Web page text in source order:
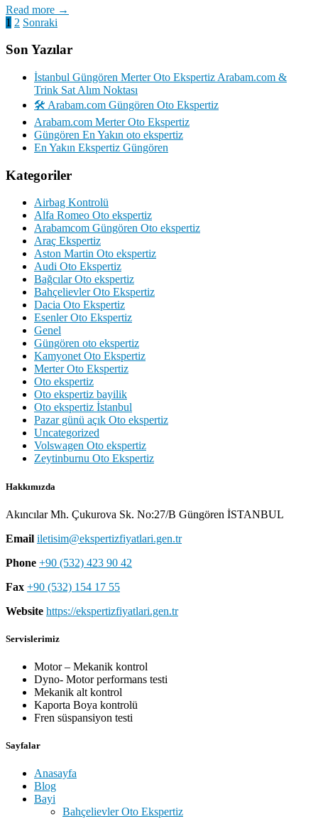
Read more →
Yazı
sayfalaması
1 2 Sonraki
Son Yazılar
İstanbul Güngören Merter Oto Ekspertiz Arabam.com &
Trink Sat Alım Noktası
🛠️ Arabam.com Güngören Oto Ekspertiz
Arabam.com Merter Oto Ekspertiz
Güngören En Yakın oto ekspertiz
En Yakın Ekspertiz Güngören
Kategoriler
Airbag Kontrolü
Alfa Romeo Oto ekspertiz
Arabamcom Güngören Oto ekspertiz
Araç Ekspertiz
Aston Martin Oto ekspertiz
Audi Oto Ekspertiz
Bağcılar Oto ekspertiz
Bahçelievler Oto Ekspertiz
Dacia Oto Ekspertiz
Esenler Oto Ekspertiz
Genel
Güngören oto ekspertiz
Kamyonet Oto Ekspertiz
Merter Oto Ekspertiz
Oto ekspertiz
Oto ekspertiz bayilik
Oto ekspertiz İstanbul
Pazar günü açık Oto ekspertiz
Uncategorized
Volswagen Oto ekspertiz
Zeytinburnu Oto Ekspertiz
Hakkımızda
Akıncılar Mh. Çukurova Sk. No:27/B Güngören İSTANBUL
Email iletisim@ekspertizfiyatlari.gen.tr
Phone +90 (532) 423 90 42
Fax +90 (532) 154 17 55
Website https://ekspertizfiyatlari.gen.tr
Servislerimiz
Motor – Mekanik kontrol
Dyno- Motor performans testi
Mekanik alt kontrol
Kaporta Boya kontrolü
Fren süspansiyon testi
Sayfalar
Anasayfa
Blog
Bayi
Bahçelievler Oto Ekspertiz